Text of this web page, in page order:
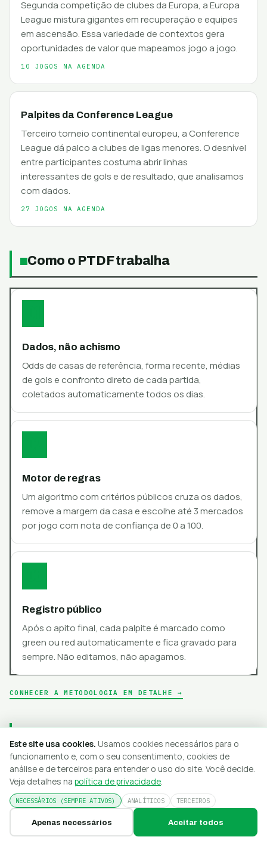
Segunda competição de clubes da Europa, a Europa
League mistura gigantes em recuperação e equipes
em ascensão. Essa variedade de contextos gera
oportunidades de valor que mapeamos jogo a jogo.
10 JOGOS NA AGENDA
Palpites da Conference League
Terceiro torneio continental europeu, a Conference
League dá palco a clubes de ligas menores. O desnível
entre participantes costuma abrir linhas
interessantes de gols e de resultado, que analisamos
com dados.
27 JOGOS NA AGENDA
Como o PTDF trabalha
Dados, não achismo
Odds de casas de referência, forma recente, médias
de gols e confronto direto de cada partida,
coletados automaticamente todos os dias.
Motor de regras
Um algoritmo com critérios públicos cruza os dados,
remove a margem da casa e escolhe até 3 mercados
por jogo com nota de confiança de 0 a 100.
Registro público
Após o apito final, cada palpite é marcado como
green ou red automaticamente e fica gravado para
sempre. Não editamos, não apagamos.
CONHECER A METODOLOGIA EM DETALHE →
Resultado final (1X2)
O mercado clássico: vitória do mandante, empate ou
probabilidade real supera a implícita na odd.
HOJE AMANHÃ RESULTADOS
Este site usa cookies. Usamos cookies necessários para o
funcionamento e, com o seu consentimento, cookies de
análise e de terceiros para entender o uso do site. Você decide.
Veja detalhes na política de privacidade.
NECESSÁRIOS (SEMPRE ATIVOS) ANALÍTICOS TERCEIROS
Apenas necessários Aceitar todos